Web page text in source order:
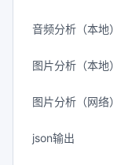
音频分析（本地）
图片分析（本地）
图片分析（网络）
json输出